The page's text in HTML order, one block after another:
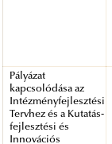
Pályázat
kapcsolódása az
Intézményfejlesztési
Tervhez és a Kutatás-
fejlesztési és
Innovációs